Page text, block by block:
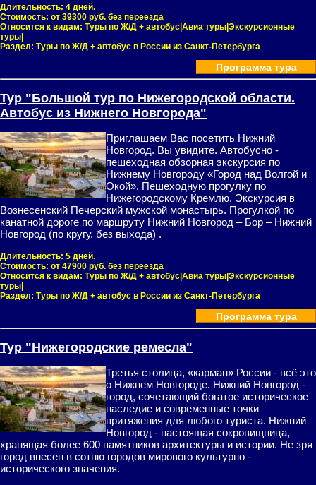
Длительность: 4 дней.
Стоимость: от 39300 руб. без переезда
Относится к видам: Туры по Ж/Д + автобус|Авиа туры|Экскурсионные
туры|
Раздел: Туры по Ж/Д + автобус в России из Санкт-Петербурга
Программа тура
Тур "Большой тур по Нижегородской области.
Автобус из Нижнего Новгорода"
Приглашаем Вас посетить Нижний
Новгород. Вы увидите. Автобусно -
пешеходная обзорная экскурсия по
Нижнему Новгороду «Город над Волгой и
Окой». Пешеходную прогулку по
Нижегородскому Кремлю. Экскурсия в
Вознесенский Печерский мужской монастырь. Прогулкой по
канатной дороге по маршруту Нижний Новгород – Бор – Нижний
Новгород (по кругу, без выхода) .
Длительность: 5 дней.
Стоимость: от 47900 руб. без переезда
Относится к видам: Туры по Ж/Д + автобус|Авиа туры|Экскурсионные
туры|
Раздел: Туры по Ж/Д + автобус в России из Санкт-Петербурга
Программа тура
Тур "Нижегородские ремесла"
Третья столица, «карман» России - всё это
о Нижнем Новгороде. Нижний Новгород -
город, сочетающий богатое историческое
наследие и современные точки
притяжения для любого туриста. Нижний
Новгород - настоящая сокровищница,
хранящая более 600 памятников архитектуры и истории. Не зря
город внесен в сотню городов мирового культурно -
исторического значения.